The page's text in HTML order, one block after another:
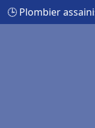
🕒 Plombier